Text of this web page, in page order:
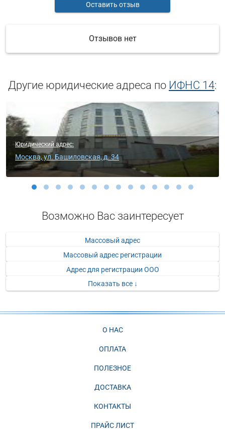
Оставить отзыв
Отзывов нет
Другие юридические адреса по ИФНС 14:
Юридический адрес:
Москва, ул. Верхняя Масловка, д. 28, к. 2 (п.2)
Возможно Вас заинтересует
Массовый адрес
Массовый адрес регистрации
Адрес для регистрации ООО
Показать все ↓
О НАС
ОПЛАТА
ПОЛЕЗНОЕ
ДОСТАВКА
КОНТАКТЫ
ПРАЙС ЛИСТ